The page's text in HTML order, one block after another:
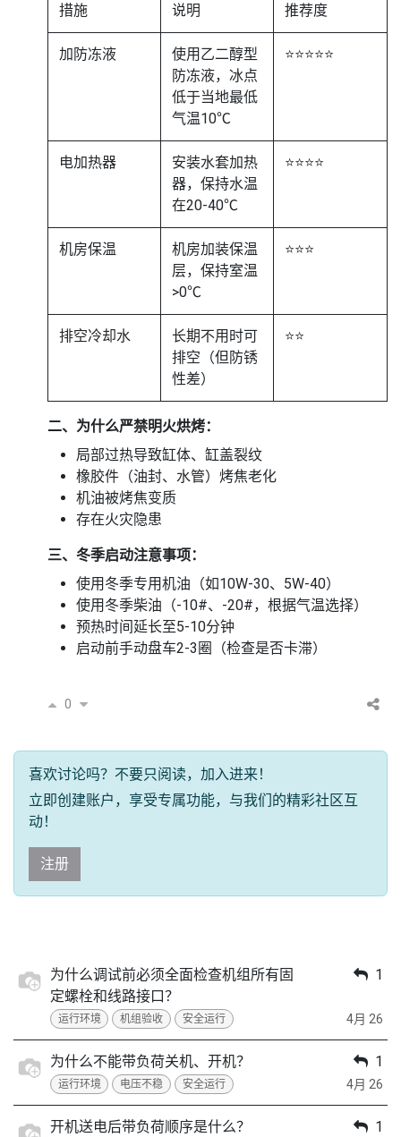
措施 说明 推荐度
加防冻液
使用乙二醇型
防冻液，冰点
低于当地最低
气温10℃
⭐⭐⭐⭐⭐
电加热器
安装水套加热
器，保持水温
在20-40℃
⭐⭐⭐⭐
机房保温
机房加装保温
层，保持室温
>0℃
⭐⭐⭐
排空冷却水
长期不用时可
排空（但防锈
性差）
⭐⭐
二、为什么严禁明火烘烤：
局部过热导致缸体、缸盖裂纹
橡胶件（油封、水管）烤焦老化
机油被烤焦变质
存在火灾隐患
三、冬季启动注意事项：
使用冬季专用机油（如10W-30、5W-40）
使用冬季柴油（-10#、-20#，根据气温选择）
预热时间延长至5-10分钟
启动前手动盘车2-3圈（检查是否卡滞）
0
喜欢讨论吗？不要只阅读，加入进来！
立即创建账户，享受专属功能，与我们的精彩社区互
动！
注册
为什么调试前必须全面检查机组所有固
定螺栓和线路接口？
运行环境 机组验收 安全运行
1
4月 26
为什么不能带负荷关机、开机？
运行环境 电压不稳 安全运行
1
4月 26
开机送电后带负荷顺序是什么？ 1